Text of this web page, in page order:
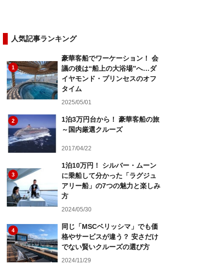
人気記事ランキング
1
豪華客船でワーケーション！ 会
議の後は“船上の大浴場”へ…ダ
イヤモンド・プリンセスのオフ
タイム
2025/05/01
2
1泊3万円台から！ 豪華客船の旅
～国内厳選クルーズ
2017/04/22
3
1泊10万円！ シルバー・ムーン
に乗船して分かった「ラグジュ
アリー船」の7つの魅力と楽しみ
方
2024/05/30
4
同じ「MSCベリッシマ」でも価
格やサービスが違う？ 安さだけ
でない賢いクルーズの選び方
2024/11/29